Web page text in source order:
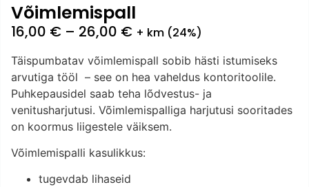
Võimlemispall
16,00 € – 26,00 € + km (24%)
Täispumbatav võimlemispall sobib hästi istumiseks
arvutiga tööl – see on hea vaheldus kontoritoolile.
Puhkepausidel saab teha lõdvestus- ja
venitusharjutusi. Võimlemispalliga harjutusi sooritades
on koormus liigestele väiksem.
Võimlemispalli kasulikkus:
tugevdab lihaseid